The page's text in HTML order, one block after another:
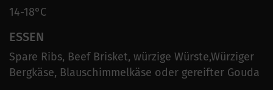
14-18°C
ESSEN
Spare Ribs, Beef Brisket, würzige Würste,Würziger
Bergkäse, Blauschimmelkäse oder gereifter Gouda